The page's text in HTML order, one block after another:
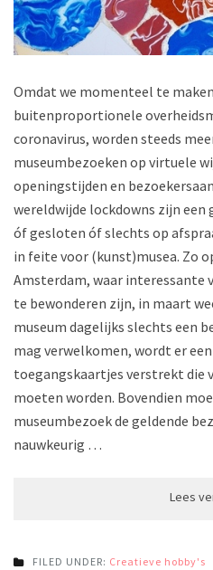
Omdat we momenteel te
buitenproportionele
coronavirus, worden steeds
museumbezoeken op virtuele
openingstijden en
wereldwijde lockdowns zijn
óf gesloten óf slechts op
in feite voor (kunst)musea. Zo
Amsterdam, waar interessante
te bewonderen zijn, in maart
museum dagelijks slechts een
mag verwelkomen, wordt er
toegangskaartjes verstrekt die
moeten worden. Bovendien
museumbezoek de geldende
nauwkeurig …
FILED UNDER: Creatieve hobby's